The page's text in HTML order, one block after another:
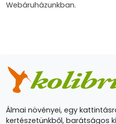
Webáruházunkban.
Álmai növényei, egy
kertészetünkből, barátságos